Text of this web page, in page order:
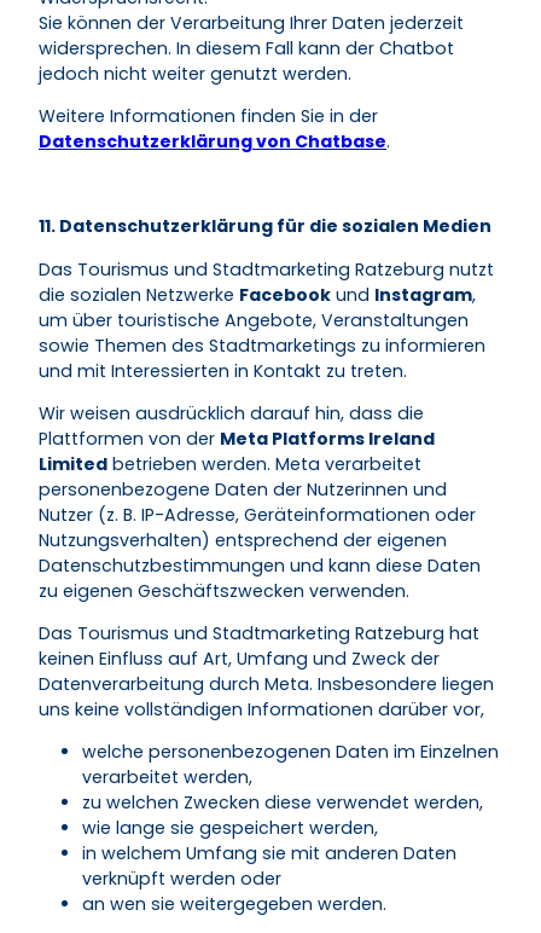
Sie können der Verarbeitung Ihrer Daten jederzeit
widersprechen. In diesem Fall kann der Chatbot
jedoch nicht weiter genutzt werden.
Weitere Informationen finden Sie in der
Datenschutzerklärung von Chatbase.
11. Datenschutzerklärung für die sozialen Medien
Das Tourismus und Stadtmarketing Ratzeburg nutzt
die sozialen Netzwerke Facebook und Instagram,
um über touristische Angebote, Veranstaltungen
sowie Themen des Stadtmarketings zu informieren
und mit Interessierten in Kontakt zu treten.
Wir weisen ausdrücklich darauf hin, dass die
Plattformen von der Meta Platforms Ireland
Limited betrieben werden. Meta verarbeitet
personenbezogene Daten der Nutzerinnen und
Nutzer (z. B. IP-Adresse, Geräteinformationen oder
Nutzungsverhalten) entsprechend der eigenen
Datenschutzbestimmungen und kann diese Daten
zu eigenen Geschäftszwecken verwenden.
Das Tourismus und Stadtmarketing Ratzeburg hat
keinen Einfluss auf Art, Umfang und Zweck der
Datenverarbeitung durch Meta. Insbesondere liegen
uns keine vollständigen Informationen darüber vor,
welche personenbezogenen Daten im Einzelnen
verarbeitet werden,
zu welchen Zwecken diese verwendet werden,
wie lange sie gespeichert werden,
in welchem Umfang sie mit anderen Daten
verknüpft werden oder
an wen sie weitergegeben werden.